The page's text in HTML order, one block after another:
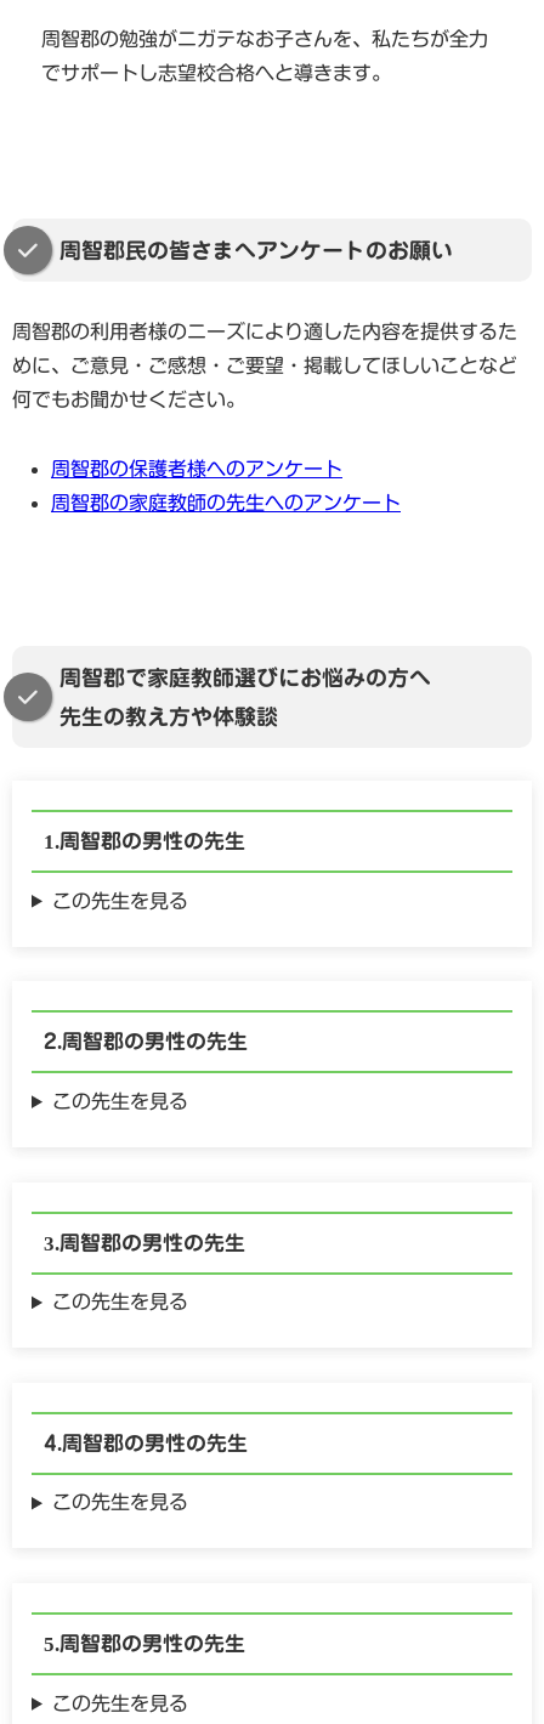
周智郡の勉強がニガテなお子さんを、私たちが全力
でサポートし志望校合格へと導きます。
周智郡民の皆さまへアンケートのお願い
周智郡の利用者様のニーズにより適した内容を提供するた
めに、ご意見・ご感想・ご要望・掲載してほしいことなど
何でもお聞かせください。
周智郡の保護者様へのアンケート
周智郡の家庭教師の先生へのアンケート
周智郡で家庭教師選びにお悩みの方へ
先生の教え方や体験談
周智郡の男性の先生
この先生を見る
周智郡の男性の先生
この先生を見る
周智郡の男性の先生
この先生を見る
周智郡の男性の先生
この先生を見る
周智郡の男性の先生
この先生を見る